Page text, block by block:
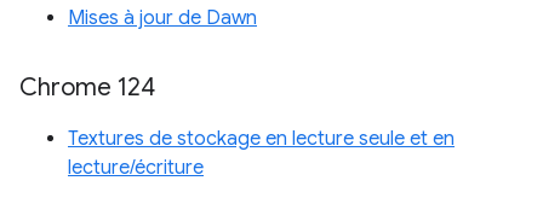
Mises à jour de Dawn
Chrome 124
Textures de stockage en lecture seule et en
lecture/écriture